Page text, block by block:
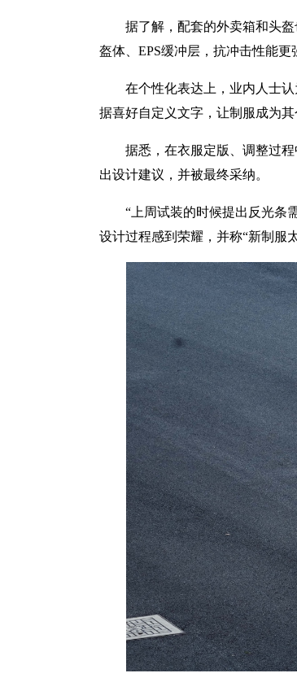
据了解，配套的外卖箱和头
盔体、EPS缓冲层，抗冲击性能
在个性化表达上，业内人士
据喜好自定义文字，让制服成为其
据悉，在衣服定版、调整过
出设计建议，并被最终采纳。
“上周试装的时候提出反光条
设计过程感到荣耀，并称“新制服